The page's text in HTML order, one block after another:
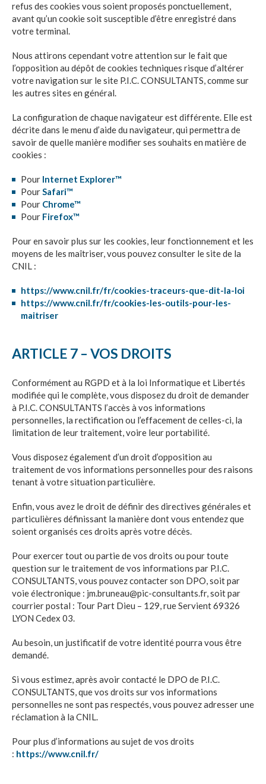
refus des cookies vous soient proposés ponctuellement,
avant qu’un cookie soit susceptible d’être enregistré dans
votre terminal.
Nous attirons cependant votre attention sur le fait que
l’opposition au dépôt de cookies techniques risque d’altérer
votre navigation sur le site P.I.C. CONSULTANTS, comme sur
les autres sites en général.
La configuration de chaque navigateur est différente. Elle est
décrite dans le menu d’aide du navigateur, qui permettra de
savoir de quelle manière modifier ses souhaits en matière de
cookies :
Pour Internet Explorer™
PourSafari™
Pour Chrome™
Pour Firefox™
Pour en savoir plus sur les cookies, leur fonctionnement et les
moyens de les maîtriser, vous pouvez consulter le site de la
CNIL :
https://www.cnil.fr/fr/cookies-traceurs-que-dit-la-loi
https://www.cnil.fr/fr/cookies-les-outils-pour-les-
maitriser
ARTICLE 7 – VOS DROITS
Conformément au RGPD et à la loi Informatique et Libertés
modifiée qui le complète, vous disposez du droit de demander
à P.I.C. CONSULTANTS l’accès à vos informations
personnelles, la rectification ou l’effacement de celles-ci, la
limitation de leur traitement, voire leur portabilité.
Vous disposez également d’un droit d’opposition au
traitement de vos informations personnelles pour des raisons
tenant à votre situation particulière.
Enfin, vous avez le droit de définir des directives générales et
particulières définissant la manière dont vous entendez que
soient organisés ces droits après votre décès.
Pour exercer tout ou partie de vos droits ou pour toute
question sur le traitement de vos informations par P.I.C.
CONSULTANTS, vous pouvez contacter son DPO, soit par
voie électronique : jm.bruneau@pic-consultants.fr, soit par
courrier postal : Tour Part Dieu – 129, rue Servient 69326
LYON Cedex 03.
Au besoin, un justificatif de votre identité pourra vous être
demandé.
Si vous estimez, après avoir contacté le DPO de P.I.C.
CONSULTANTS, que vos droits sur vos informations
personnelles ne sont pas respectés, vous pouvez adresser une
réclamation à la CNIL.
Pour plus d’informations au sujet de vos droits
: https://www.cnil.fr/